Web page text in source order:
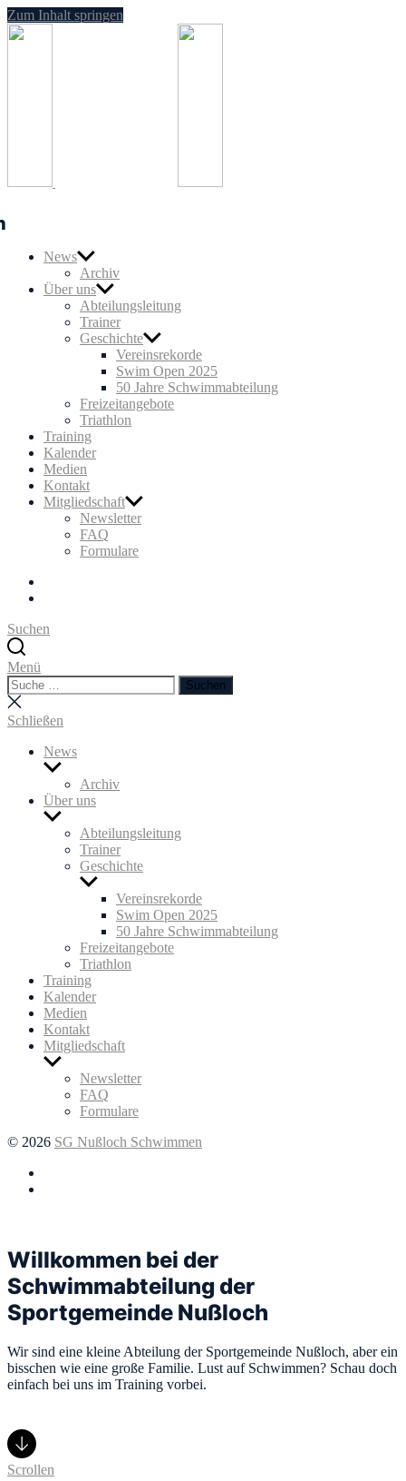
Zum Inhalt springen
News
Archiv
Über uns
Abteilungsleitung
Trainer
Geschichte
Vereinsrekorde
Swim Open 2025
50 Jahre Schwimmabteilung
Freizeitangebote
Triathlon
Training
Kalender
Medien
Kontakt
Mitgliedschaft
Newsletter
FAQ
Formulare
Suchen
Menü
Suchen
nach:
Suchen
Suche
schließen
Schließen
News
Untermenü
anzeigenArchiv
Über uns
Untermenü
anzeigenAbteilungsleitung
Trainer
Geschichte
Untermenü
anzeigenVereinsrekorde
Swim Open 2025
50 Jahre Schwimmabteilung
Freizeitangebote
Triathlon
Training
Kalender
Medien
Kontakt
Mitgliedschaft
Untermenü
anzeigenNewsletter
FAQ
Formulare
© 2026 SG Nußloch Schwimmen
Willkommen bei der
Schwimmabteilung der
Sportgemeinde Nußloch
Wir sind eine kleine Abteilung der Sportgemeinde Nußloch, aber ein
bisschen wie eine große Familie. Lust auf Schwimmen? Schau doch
einfach bei uns im Training vorbei.
Scrollen